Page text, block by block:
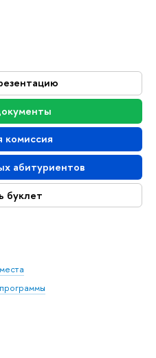
комиссия
абитуриентов
буклет